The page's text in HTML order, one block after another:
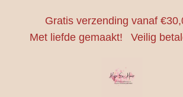
Gratis verzending vanaf
Met liefde gemaakt!
Veilig